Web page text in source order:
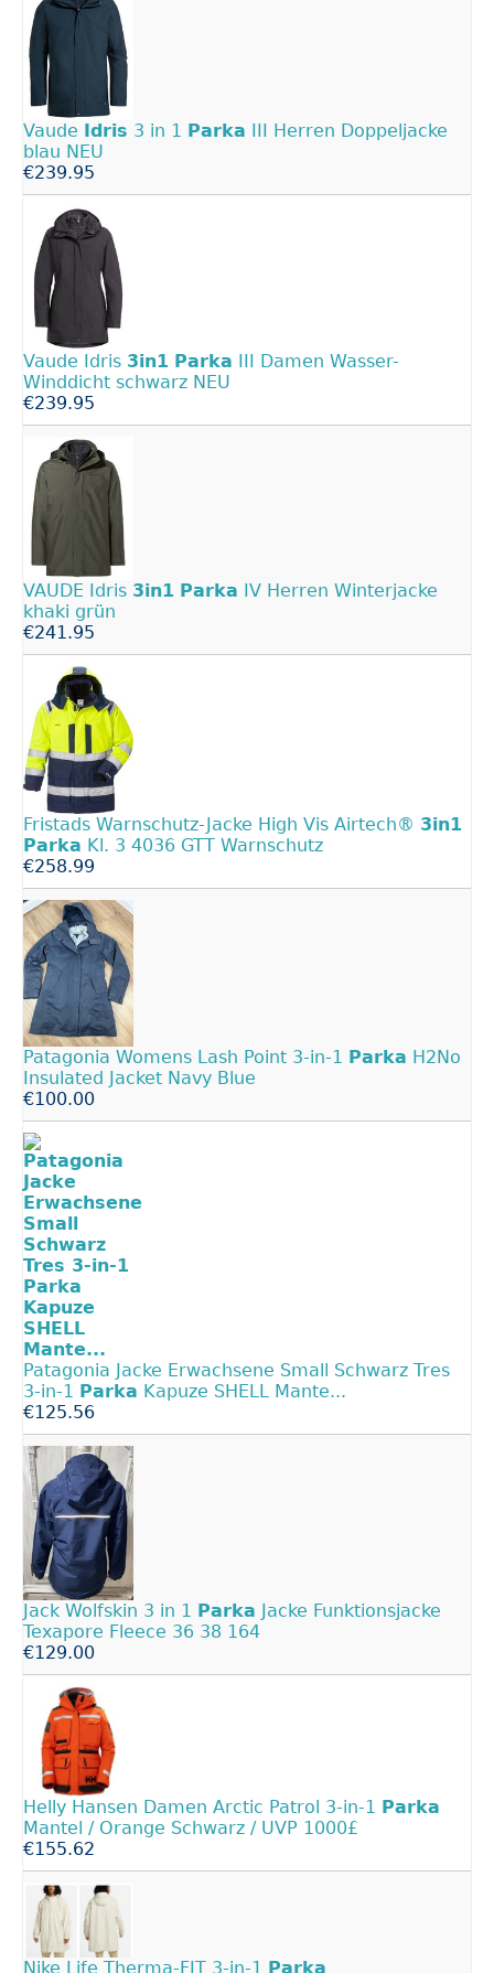
Vaude Idris 3 in 1 Parka III Herren Doppeljacke
blau NEU
€239.95
Vaude Idris 3in1 Parka III Damen Wasser-
Winddicht schwarz NEU
€239.95
VAUDE Idris 3in1 Parka IV Herren Winterjacke
khaki grün
€241.95
Fristads Warnschutz-Jacke High Vis Airtech® 3in1
Parka Kl. 3 4036 GTT Warnschutz
€258.99
Patagonia Womens Lash Point 3-in-1 Parka H2No
Insulated Jacket Navy Blue
€100.00
Patagonia Jacke Erwachsene Small Schwarz Tres
3-in-1 Parka Kapuze SHELL Mante...
€125.56
Jack Wolfskin 3 in 1 Parka Jacke Funktionsjacke
Texapore Fleece 36 38 164
€129.00
Helly Hansen Damen Arctic Patrol 3-in-1 Parka
Mantel / Orange Schwarz / UVP 1000£
€155.62
Nike Life Therma-FIT 3-in-1 Parka